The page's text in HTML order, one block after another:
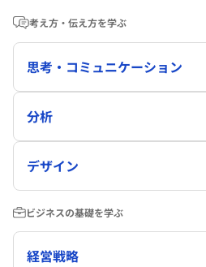
考え方・伝え方を学ぶ
思考・コミュニケーション
分析
デザイン
ビジネスの基礎を学ぶ
経営戦略